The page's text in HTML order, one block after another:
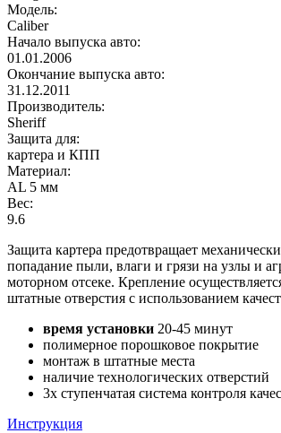
Модель:
Caliber
Начало выпуска авто:
01.01.2006
Окончание выпуска авто:
31.12.2011
Производитель:
Sheriff
Защита для:
картера и КПП
Материал:
AL 5 мм
Вес:
9.6
Защита картера предотвращает
попадание пыли, влаги и грязи на узлы и
моторном отсеке. Крепление
штатные отверстия с использованием
время установки 20-45 минут
полимерное порошковое покрытие
монтаж в штатные места
наличие технологических отверстий
3х ступенчатая система контроля
Инструкция